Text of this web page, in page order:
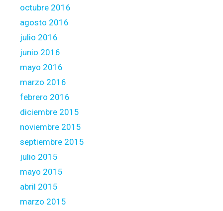
octubre 2016
agosto 2016
julio 2016
junio 2016
mayo 2016
marzo 2016
febrero 2016
diciembre 2015
noviembre 2015
septiembre 2015
julio 2015
mayo 2015
abril 2015
marzo 2015